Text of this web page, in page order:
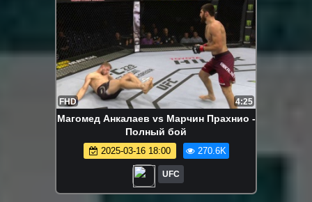
FHD 4:25
Магомед Анкалаев vs Марчин Прахнио -
Полный бой
2025-03-16 18:00 270.6K
UFC